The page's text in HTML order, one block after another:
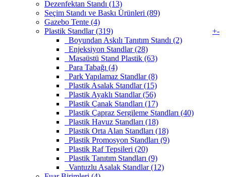
Dezenfektan Standı (13)
Seçim Standı ve Baskı Ürünleri (89)
Gazebo Tente (4)
Plastik Standlar (319)
+-
Boyundan Askılı Tanıtım Standı (2)
Enjeksiyon Standlar (28)
Masaüstü Stand Plastik (63)
Para Tabağı (4)
Park Yapılamaz Standlar (8)
Plastik Asalak Standlar (15)
Plastik Ayaklı Standlar (56)
Plastik Çanak Standları (17)
Plastik Çapraz Sergileme Standları (40)
Plastik Havuz Standları (18)
Plastik Orta Alan Standları (18)
Plastik Promosyon Standları (9)
Plastik Raf Tepsileri (20)
Plastik Tanıtım Standları (9)
Vantuzlu Asalak Standlar (12)